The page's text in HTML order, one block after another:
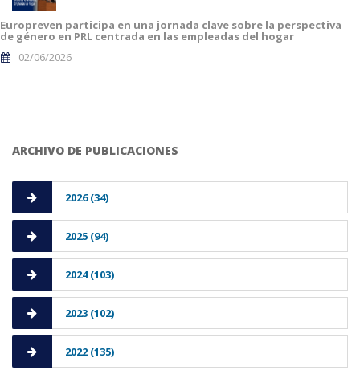
Europreven participa en una jornada clave sobre la perspectiva
de género en PRL centrada en las empleadas del hogar
02/06/2026
ARCHIVO DE PUBLICACIONES
2026 (34)
2025 (94)
2024 (103)
2023 (102)
2022 (135)